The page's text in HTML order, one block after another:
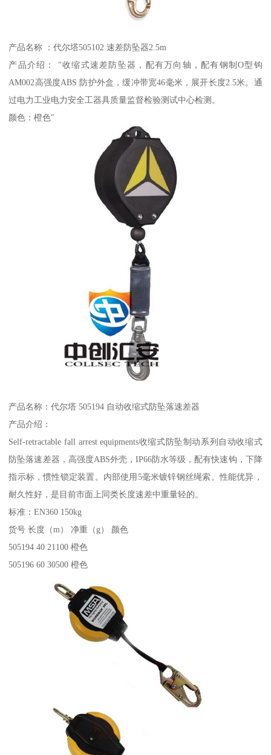
产品名称 ：代尔塔505102 速差防坠器2.5m
产品介绍： "收缩式速差防坠器，配有万向轴，配有钢制O型钩
AM002高强度ABS 防护外盒，缓冲带宽46毫米，展开长度2.5米。通
过电力工业电力安全工器具质量监督检验测试中心检测。
颜色：橙色"
产品名称：代尔塔 505194 自动收缩式防坠落速差器
产品介绍：
Self-retractable fall arrest equipments收缩式防坠制动系列自动收缩式
防坠落速差器，高强度ABS外壳，IP66防水等级，配有快速钩，下降
指示标，惯性锁定装置。内部使用5毫米镀锌钢丝绳索。性能优异，
耐久性好，是目前市面上同类长度速差中重量轻的。
标准：EN360 150kg
货号 长度（m） 净重（g） 颜色
505194 40 21100 橙色
505196 60 30500 橙色